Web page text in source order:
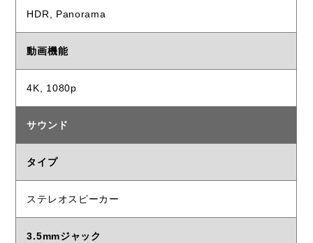
HDR, Panorama
動画機能
4K, 1080p
サウンド
タイプ
ステレオスピーカー
3.5mmジャック